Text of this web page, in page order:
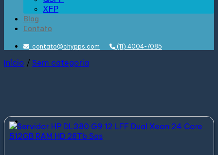
XFP
Blog
Contato
contato@chypps.com (11) 4004-7085
Início / Sem categoria